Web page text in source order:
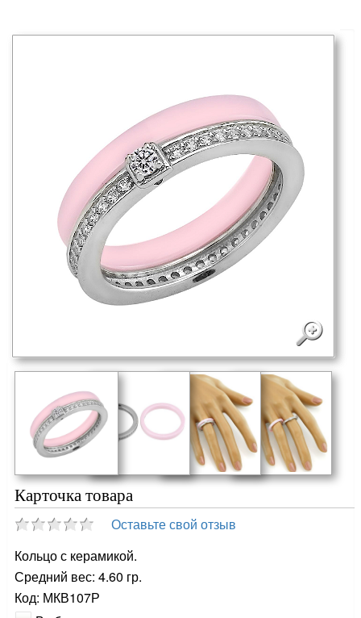
Карточка товара
Оставьте свой отзыв
Кольцо с керамикой.
Средний вес: 4.60 гр.
Код: МКВ107Р